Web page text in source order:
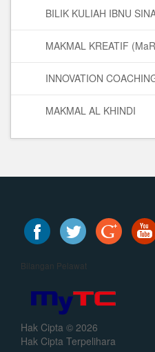
BILIK KULIAH IBNU
MAKMAL KREATIF
INNOVATION
MAKMAL AL KHINDI
Bilangan Pelawat
Hak Cipta © 2026
Hak Cipta Terpelihara